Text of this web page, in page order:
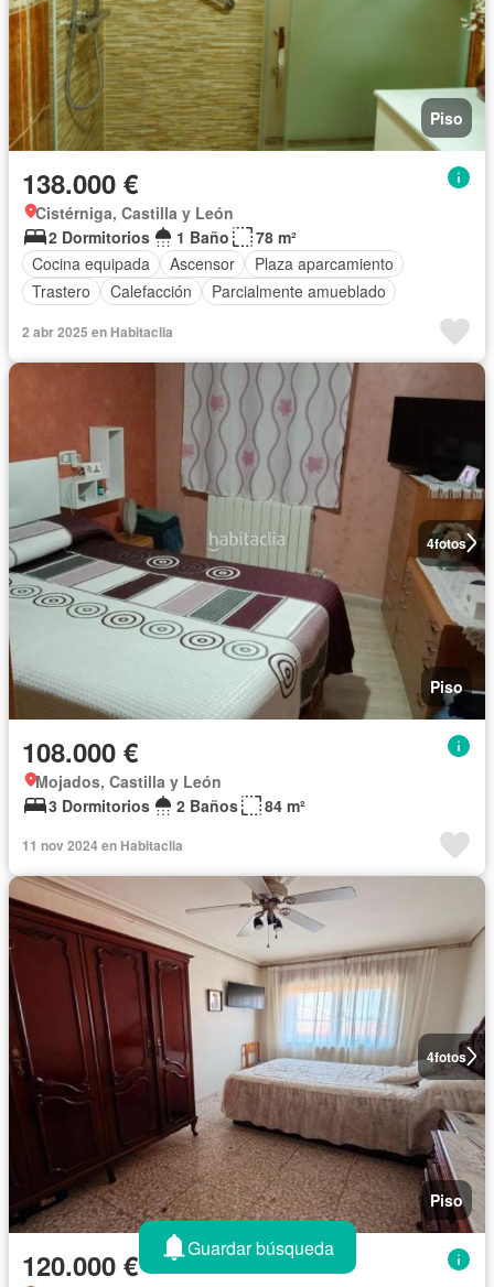
Piso
138.000 €
Cistérniga, Castilla y León
2 Dormitorios
1 Baño
78 m²
Cocina equipada
Ascensor
Plaza aparcamiento
Trastero
Calefacción Parcialmente amueblado
2 abr 2025 en Habitaclia
4fotos
Piso
108.000 €
Mojados, Castilla y León
3 Dormitorios
2 Baños 84 m²
11 nov 2024 en Habitaclia
4fotos
Piso
120.000 € Guardar búsqueda